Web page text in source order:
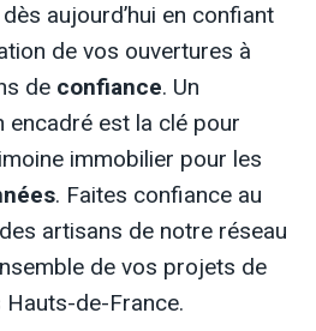
aujourd’hui en confiant
de vos ouvertures à
de confiance. Un
encadré est la clé pour
immobilier pour les
. Faites confiance au
artisans de notre réseau
de vos projets de
Hauts-de-France.